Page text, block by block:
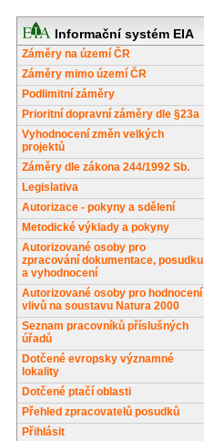
Informační systém EIA
Záměry na území ČR
Záměry mimo území ČR
Podlimitní záměry
Prioritní dopravní záměry dle §23a
Vyhodnocení změn velkých
projektů
Záměry dle zákona 244/1992 Sb.
Legislativa
Autorizace - pokyny a sdělení
Metodické výklady a pokyny
Autorizované osoby pro
zpracování dokumentace, posudku
a vyhodnocení
Autorizované osoby pro hodnocení
vlivů na soustavu Natura 2000
Seznam pracovníků příslušných
úřadů
Dotčené evropsky významné
lokality
Dotčené ptačí oblasti
Přehled zpracovatelů posudků
Přihlásit